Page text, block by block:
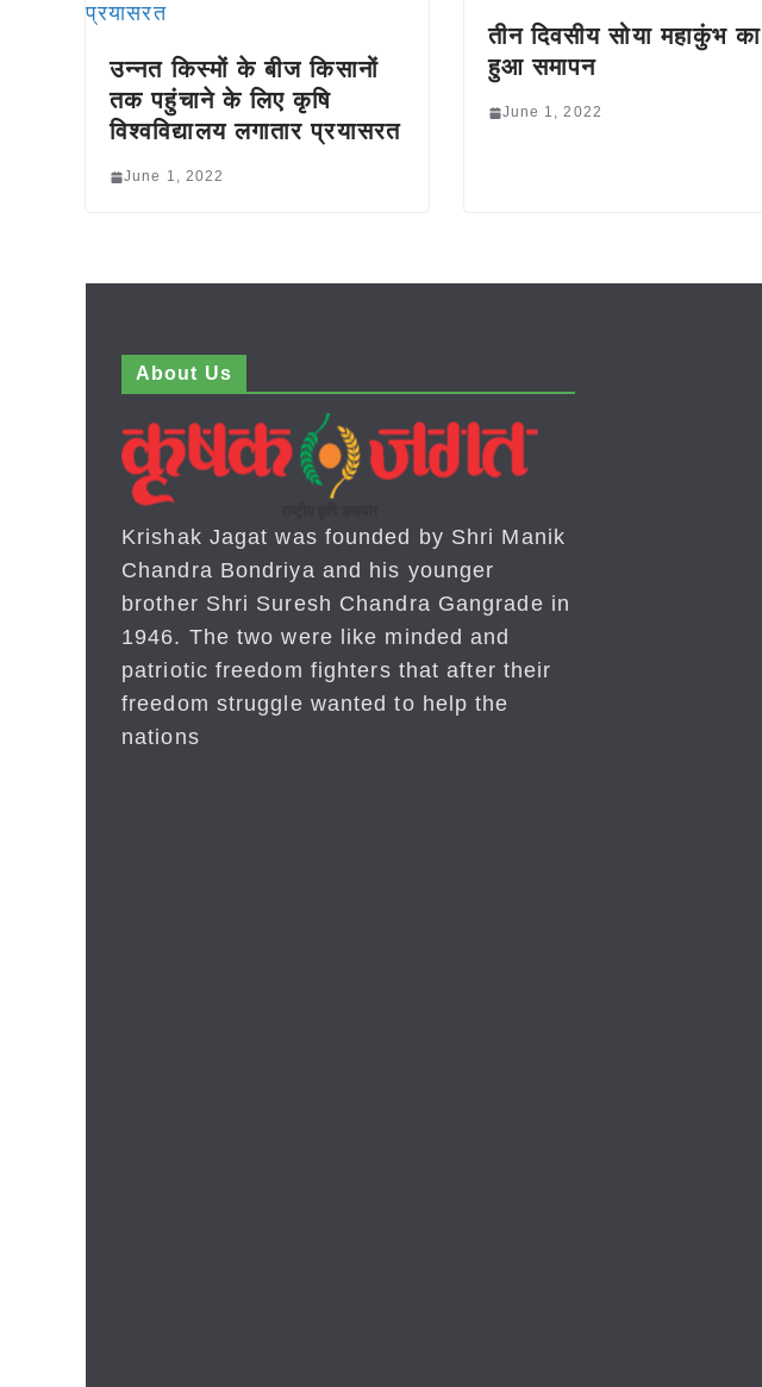
उन्नत किस्मों के बीज किसानों
तक पहुंचाने के लिए कृषि
विश्वविद्यालय लगातार प्रयासरत
June 1, 2022
तीन दिवसीय सोया महाकुंभ का
हुआ समापन
June 1, 2022
About Us
Krishak Jagat was founded by Shri Manik
Chandra Bondriya and his younger
brother Shri Suresh Chandra Gangrade in
1946. The two were like minded and
patriotic freedom fighters that after their
freedom struggle wanted to help the
nations